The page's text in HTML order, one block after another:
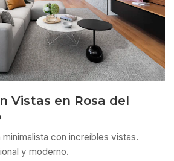
Vistas en Rosa del
con increíbles vistas.
y moderno.